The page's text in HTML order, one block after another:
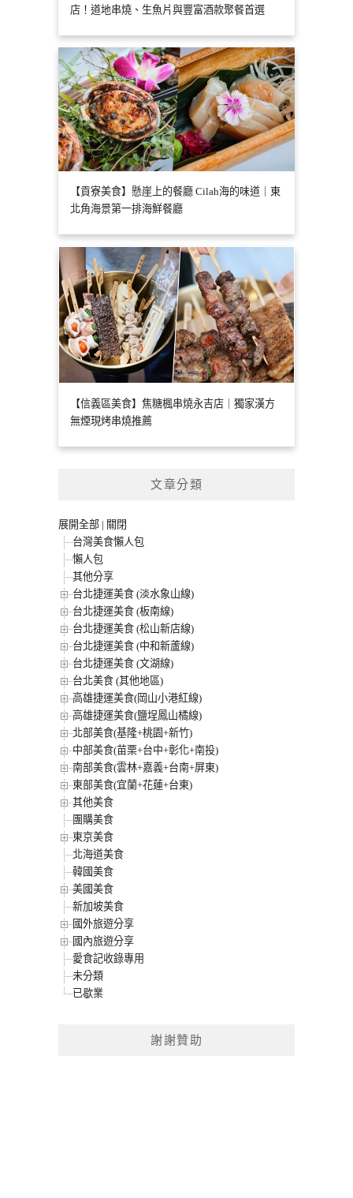
店！道地串燒、生魚片與豐富酒款聚餐首選
【貢寮美食】懸崖上的餐廳 Cilah海的味道｜東
北角海景第一排海鮮餐廳
【信義區美食】焦糖楓串燒永吉店｜獨家漢方
無煙現烤串燒推薦
文章分類
展開全部 | 關閉
台灣美食懶人包
懶人包
其他分享
台北捷運美食 (淡水象山線)
台北捷運美食 (板南線)
台北捷運美食 (松山新店線)
台北捷運美食 (中和新蘆線)
台北捷運美食 (文湖線)
台北美食 (其他地區)
高雄捷運美食(岡山小港紅線)
高雄捷運美食(鹽埕鳳山橘線)
北部美食(基隆+桃園+新竹)
中部美食(苗栗+台中+彰化+南投)
南部美食(雲林+嘉義+台南+屏東)
東部美食(宜蘭+花蓮+台東)
其他美食
團購美食
東京美食
北海道美食
韓國美食
美國美食
新加坡美食
國外旅遊分享
國內旅遊分享
愛食記收錄專用
未分類
已歇業
謝謝贊助